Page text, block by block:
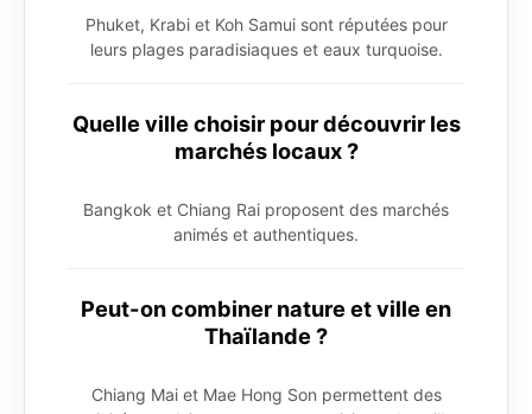
Phuket, Krabi et Koh Samui sont réputées pour
leurs plages paradisiaques et eaux turquoise.
Quelle ville choisir pour découvrir les
marchés locaux ?
Bangkok et Chiang Rai proposent des marchés
animés et authentiques.
Peut-on combiner nature et ville en
Thaïlande ?
Chiang Mai et Mae Hong Son permettent des